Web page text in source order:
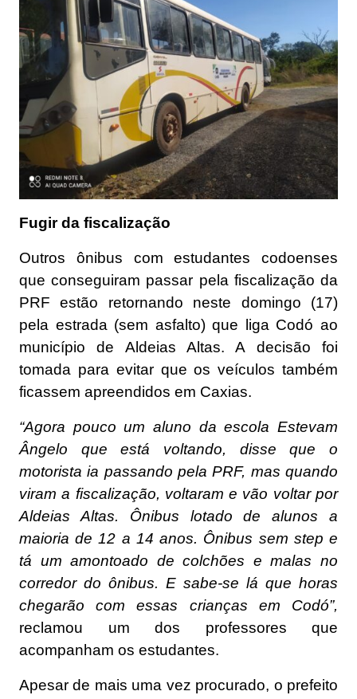
Fugir da fiscalização
Outros ônibus com estudantes codoenses
que conseguiram passar pela fiscalização da
PRF estão retornando neste domingo (17)
pela estrada (sem asfalto) que liga Codó ao
município de Aldeias Altas. A decisão foi
tomada para evitar que os veículos também
ficassem apreendidos em Caxias.
“Agora pouco um aluno da escola Estevam
Ângelo que está voltando, disse que o
motorista ia passando pela PRF, mas quando
viram a fiscalização, voltaram e vão voltar por
Aldeias Altas. Ônibus lotado de alunos a
maioria de 12 a 14 anos. Ônibus sem step e
tá um amontoado de colchões e malas no
corredor do ônibus. E sabe-se lá que horas
chegarão com essas crianças em Codó”,
reclamou um dos professores que
acompanham os estudantes.
Apesar de mais uma vez procurado, o prefeito